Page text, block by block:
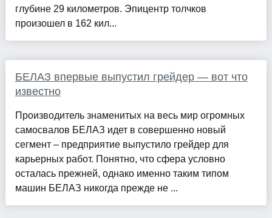
глубине 29 километров. Эпицентр толчков
произошел в 162 кил...
БЕЛАЗ впервые выпустил грейдер — вот что
известно
Производитель знаменитых на весь мир огромных
самосвалов БЕЛАЗ идет в совершенно новый
сегмент – предприятие выпустило грейдер для
карьерных работ. Понятно, что сфера условно
осталась прежней, однако именно таким типом
машин БЕЛАЗ никогда прежде не ...